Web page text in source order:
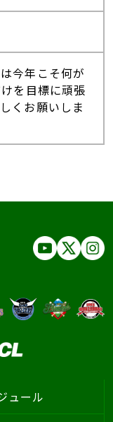
今年こそ何が
を目標に頑張
くお願いしま
ュール